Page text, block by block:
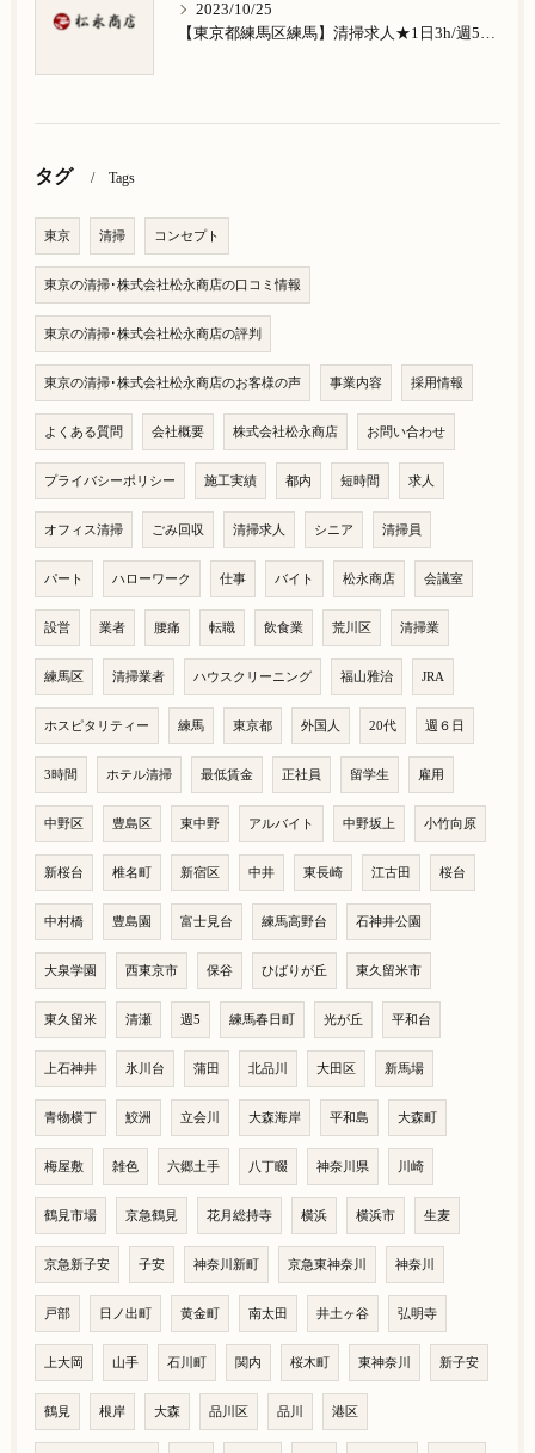
2023/10/25
【東京都練馬区練馬】清掃求人★1日3h/週5日/祝日お休み★南大泉在住の方歓迎
タグ Tags
東京 清掃 コンセプト
東京の清掃･株式会社松永商店の口コミ情報
東京の清掃･株式会社松永商店の評判
東京の清掃･株式会社松永商店のお客様の声 事業内容 採用情報
よくある質問 会社概要 株式会社松永商店 お問い合わせ
プライバシーポリシー 施工実績 都内 短時間 求人
オフィス清掃 ごみ回収 清掃求人 シニア 清掃員
パート ハローワーク 仕事 バイト 松永商店 会議室
設営 業者 腰痛 転職 飲食業 荒川区 清掃業
練馬区 清掃業者 ハウスクリーニング 福山雅治 JRA
ホスピタリティー 練馬 東京都 外国人 20代 週６日
3時間 ホテル清掃 最低賃金 正社員 留学生 雇用
中野区 豊島区 東中野 アルバイト 中野坂上 小竹向原
新桜台 椎名町 新宿区 中井 東長崎 江古田 桜台
中村橋 豊島園 富士見台 練馬高野台 石神井公園
大泉学園 西東京市 保谷 ひばりが丘 東久留米市
東久留米 清瀬 週5 練馬春日町 光が丘 平和台
上石神井 氷川台 蒲田 北品川 大田区 新馬場
青物横丁 鮫洲 立会川 大森海岸 平和島 大森町
梅屋敷 雑色 六郷土手 八丁畷 神奈川県 川崎
鶴見市場 京急鶴見 花月総持寺 横浜 横浜市 生麦
京急新子安 子安 神奈川新町 京急東神奈川 神奈川
戸部 日ノ出町 黄金町 南太田 井土ヶ谷 弘明寺
上大岡 山手 石川町 関内 桜木町 東神奈川 新子安
鶴見 根岸 大森 品川区 品川 港区